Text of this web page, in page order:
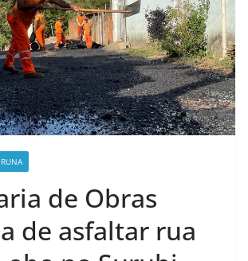
de Obras
de asfaltar rua